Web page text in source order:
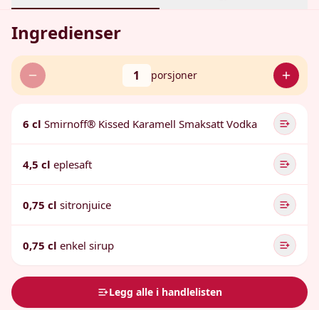
Ingredienser
1 porsjoner
6 cl Smirnoff® Kissed Karamell Smaksatt Vodka
4,5 cl eplesaft
0,75 cl sitronjuice
0,75 cl enkel sirup
Legg alle i handlelisten